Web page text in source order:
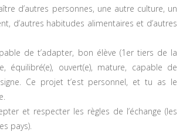
d’autres personnes, une autre culture, un
d’autres habitudes alimentaires et d’autres
de t’adapter, bon élève (1er tiers de la
équilibré(e), ouvert(e), mature, capable de
Ce projet t’est personnel, et tu as le
et respecter les règles de l’échange (les
pays).